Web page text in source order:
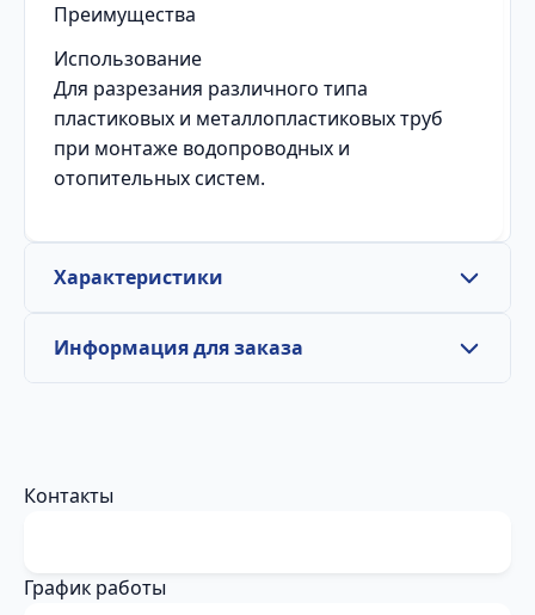
Преимущества
Использование
Для разрезания различного типа
пластиковых и металлопластиковых труб
при монтаже водопроводных и
отопительных систем.
Характеристики
Информация для заказа
Контакты
График работы